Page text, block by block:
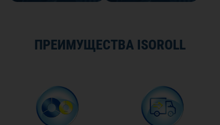
ПРЕИМУЩЕСТВА ISOROLL